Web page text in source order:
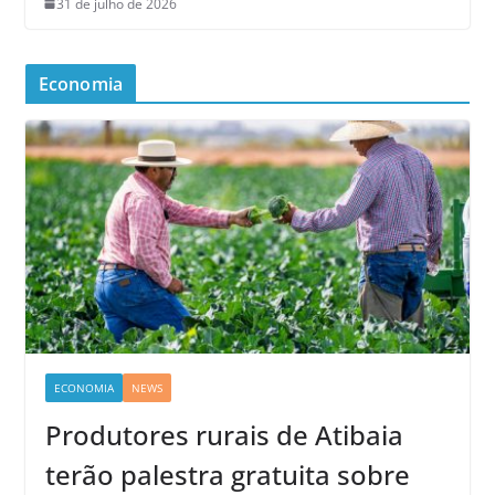
Economia
ECONOMIA NEWS
Produtores rurais de Atibaia
terão palestra gratuita sobre